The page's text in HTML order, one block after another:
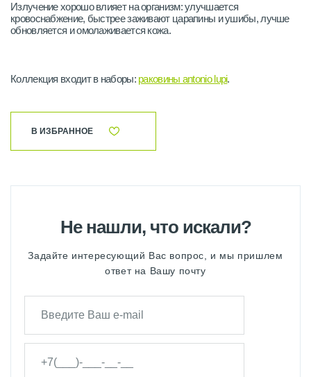
Излучение хорошо влияет на организм: улучшается
кровоснабжение, быстрее заживают царапины и ушибы, лучше
обновляется и омолаживается кожа.
Коллекция входит в наборы: раковины antonio lupi.
В ИЗБРАННОЕ
Не нашли, что искали?
Задайте интересующий Вас вопрос, и мы пришлем
ответ на Вашу почту